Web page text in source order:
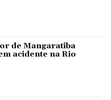
de Mangaratiba
acidente na Rio